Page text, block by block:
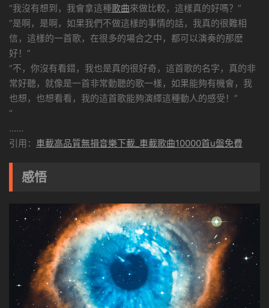
“我沒有想到，我會拿這種歌曲來做比較，這樣真的好嗎？”
“是啊，是啊，如果我們不做這樣的事情的話，我真的很難相
信，這樣的一首歌，在很多的場合之中，都可以演奏的那麽
好！”
“不，你沒有看錯，我也是真的很好奇，這首歌的名字，真的非
常好聽，就像是一首非常動聽的歌一樣，如果能夠有機會，我
也想，也想看看，我的這首歌能夠演繹這種動人的感受！”
“
……
引用： 車載高品質無損音樂下載_車載歌曲10000首u盤免費
感悟